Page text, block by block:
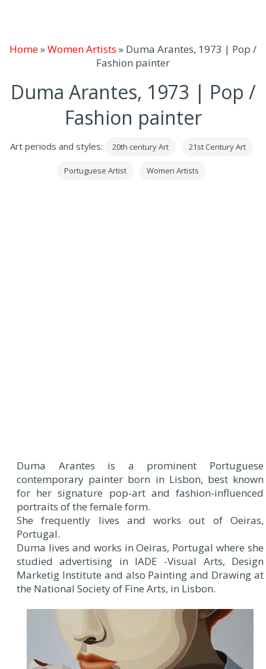
Home»Women Artists » Duma Arantes, 1973 | Pop /
Fashion painter
Duma Arantes, 1973 | Pop /
Fashion painter
Art periods and styles: 20th century Art 21st Century Art
Portuguese Artist Women Artists
Duma Arantes is a prominent Portuguese
contemporary painter born in Lisbon, best known
for her signature pop-art and fashion-influenced
portraits of the female form.
She frequently lives and works out of Oeiras,
Portugal.
Duma lives and works in Oeiras, Portugal where she
studied advertising in IADE -Visual Arts, Design
Marketig Institute and also Painting and Drawing at
the National Society of Fine Arts, in Lisbon.